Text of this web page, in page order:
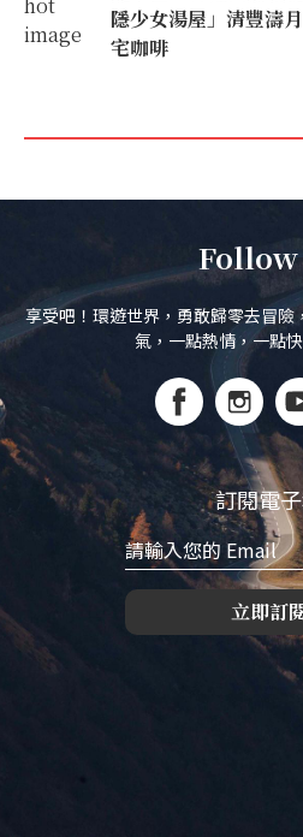
隱少女湯屋」清豐濤
宅咖啡
Follow
享受吧！環遊世界，勇敢歸零去冒險
氣，一點熱情，一點
訂閱電
立即訂